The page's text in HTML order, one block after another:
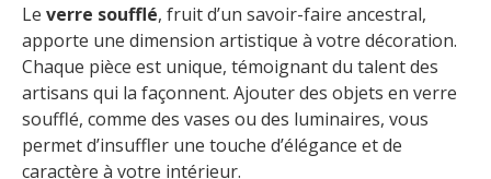
Le verre soufflé, fruit d’un savoir-faire ancestral,
apporte une dimension artistique à votre décoration.
Chaque pièce est unique, témoignant du talent des
artisans qui la façonnent. Ajouter des objets en verre
soufflé, comme des vases ou des luminaires, vous
permet d’insuffler une touche d’élégance et de
caractère à votre intérieur.